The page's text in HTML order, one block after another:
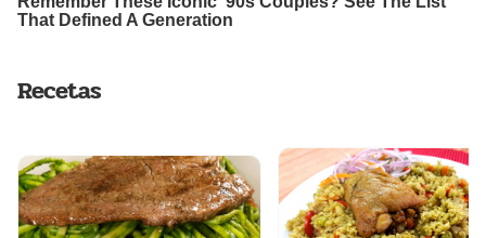
Recetas